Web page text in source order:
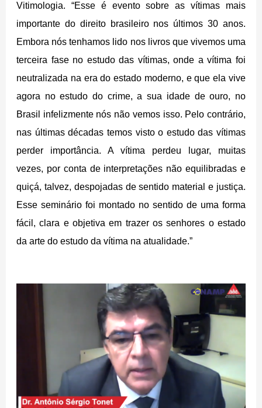
Vitimologia. “Esse é evento sobre as vítimas mais
importante do direito brasileiro nos últimos 30 anos.
Embora nós tenhamos lido nos livros que vivemos uma
terceira fase no estudo das vítimas, onde a vítima foi
neutralizada na era do estado moderno, e que ela vive
agora no estudo do crime, a sua idade de ouro, no
Brasil infelizmente nós não vemos isso. Pelo contrário,
nas últimas décadas temos visto o estudo das vítimas
perder importância. A vítima perdeu lugar, muitas
vezes, por conta de interpretações não equilibradas e
quiçá, talvez, despojadas de sentido material e justiça.
Esse seminário foi montado no sentido de uma forma
fácil, clara e objetiva em trazer os senhores o estado
da arte do estudo da vítima na atualidade.”